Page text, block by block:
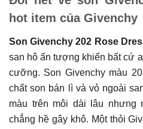
hot item của Givenchy
Son Givenchy 202 Rose
san hô ấn tượng khiến bất cứ
cưỡng. Son Givenchy màu
chất son bán lì và vỏ ngoài
màu trên môi dài lâu nhưng
chẳng hề gây khô. Một thỏi